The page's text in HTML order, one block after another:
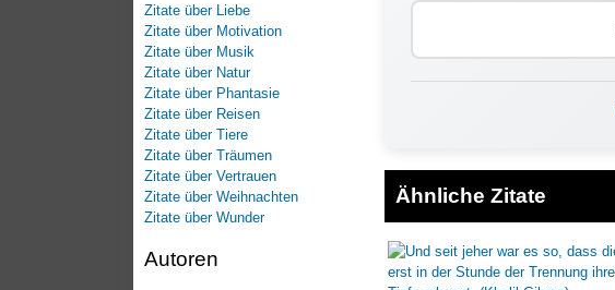
Zitate über Liebe
Zitate über Motivation
Zitate über Musik
Zitate über Natur
Zitate über Phantasie
Zitate über Reisen
Zitate über Tiere
Zitate über Träumen
Zitate über Vertrauen
Zitate über Weihnachten
Zitate über Wunder
Autoren
Ähnliche Zitate